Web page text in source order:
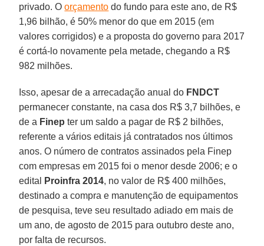
privado. Oorçamento do fundo para este ano, de R$
1,96 bilhão, é 50% menor do que em 2015 (em
valores corrigidos) e a proposta do governo para 2017
é cortá-lo novamente pela metade, chegando a R$
982 milhões.
Isso, apesar de a arrecadação anual do FNDCT
permanecer constante, na casa dos R$ 3,7 bilhões, e
de a Finep ter um saldo a pagar de R$ 2 bilhões,
referente a vários editais já contratados nos últimos
anos. O número de contratos assinados pela Finep
com empresas em 2015 foi o menor desde 2006; e o
edital
Proinfra 2014, no valor de R$ 400 milhões,
destinado a compra e manutenção de equipamentos
de pesquisa, teve seu resultado adiado em mais de
um ano, de agosto de 2015 para outubro deste ano,
por falta de recursos.